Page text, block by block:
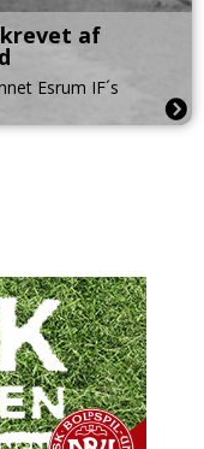
af
Esrum IF´s